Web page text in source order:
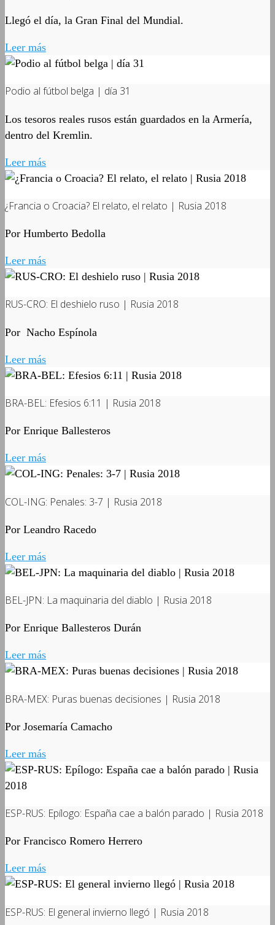
Llegó el día, la Gran Final del Mundial.
Leer más
Podio al fútbol belga | día 31
Los tesoros reales rusos están guardados en la Armería,
dentro del Kremlin.
Leer más
¿Francia o Croacia? El relato, el relato | Rusia 2018
Por Humberto Bedolla
Leer más
RUS-CRO: El deshielo ruso | Rusia 2018
Por Nacho Espínola
Leer más
BRA-BEL: Efesios 6:11 | Rusia 2018
Por Enrique Ballesteros
Leer más
COL-ING: Penales: 3-7 | Rusia 2018
Por Leandro Racedo
Leer más
BEL-JPN: La maquinaria del diablo | Rusia 2018
Por Enrique Ballesteros Durán
Leer más
BRA-MEX: Puras buenas decisiones | Rusia 2018
Por Josemaría Camacho
Leer más
ESP-RUS: Epílogo: España cae a balón parado | Rusia 2018
Por Francisco Romero Herrero
Leer más
ESP-RUS: El general invierno llegó | Rusia 2018